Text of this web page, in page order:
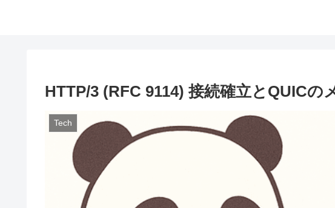
HTTP/3 (RFC 9114) 接続確立とQUICの
Tech